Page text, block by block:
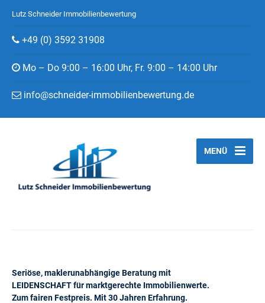
Lutz Schneider Immobilienbewertung
+49 (0) 3592 31908
Mo – Do 9:00 – 16:00 Uhr, Fr. 9:00 – 14:00 Uhr
info@schneider-immobilienbewertung.de
Seriöse, maklerunabhängige Beratung mit
LEIDENSCHAFT für marktgerechte Immobilienwerte.
Zum fairen Festpreis. Mit 30 Jahren Erfahrung.
MENÜ